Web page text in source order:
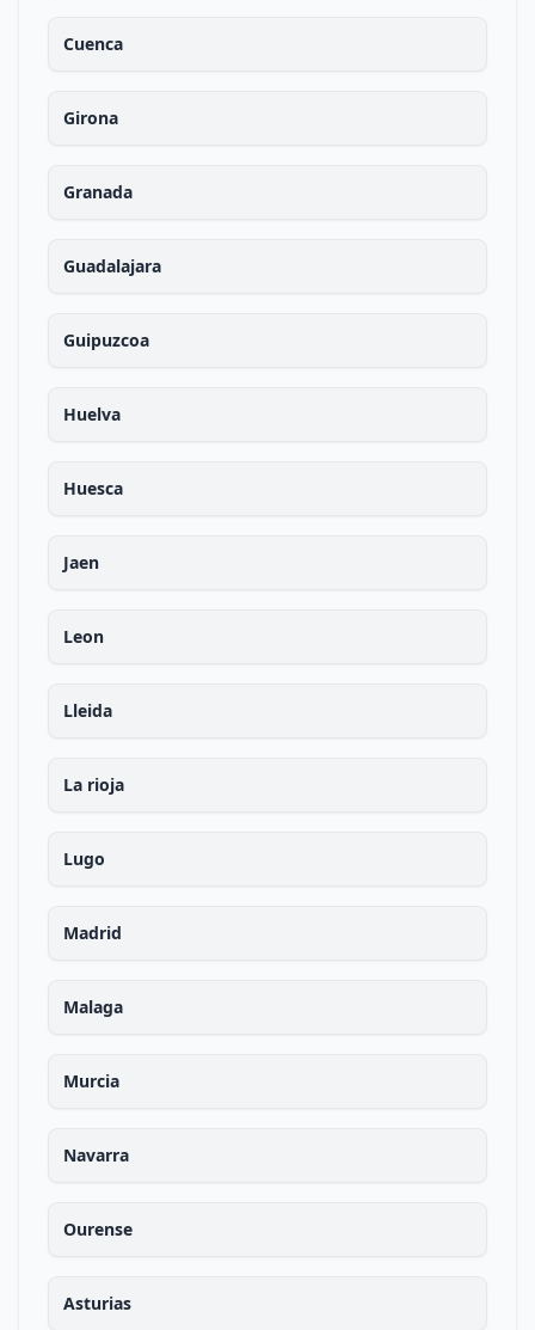
Cuenca
Girona
Granada
Guadalajara
Guipuzcoa
Huelva
Huesca
Jaen
Leon
Lleida
La rioja
Lugo
Madrid
Malaga
Murcia
Navarra
Ourense
Asturias